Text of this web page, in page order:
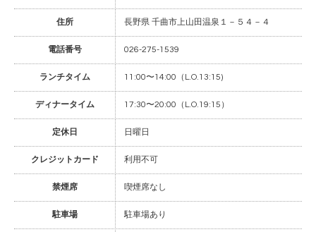
住所 長野県 千曲市上山田温泉１－５４－４
電話番号 026-275-1539
ランチタイム 11:00〜14:00（L.O.13:15)
ディナータイム 17:30〜20:00（L.O.19:15）
定休日 日曜日
クレジットカード 利用不可
禁煙席 喫煙席なし
駐車場 駐車場あり